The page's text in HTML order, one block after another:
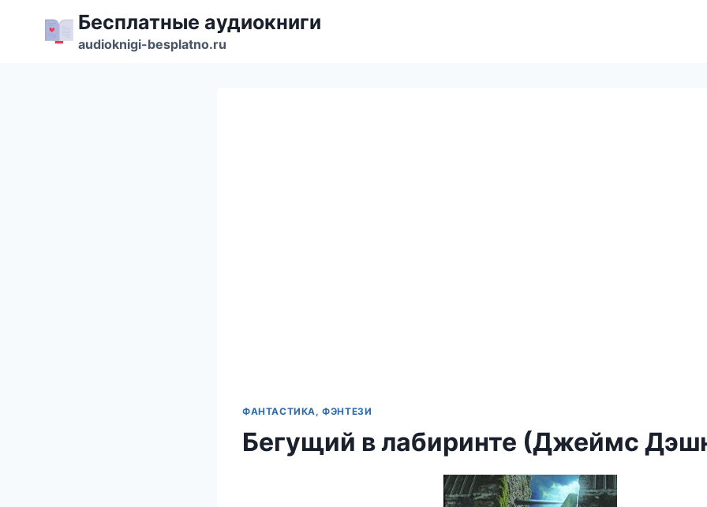
содержимому
Бесплатные аудиокниги
audioknigi-besplatno.ru
ФАНТАСТИКА, ФЭНТЕЗИ
Бегущий в лабиринте (Джеймс